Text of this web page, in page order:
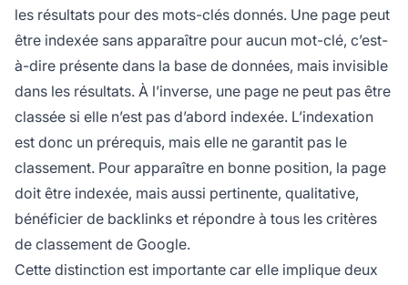
les résultats pour des mots-clés donnés. Une page peut
être indexée sans apparaître pour aucun mot-clé, c’est-
à-dire présente dans la base de données, mais invisible
dans les résultats. À l’inverse, une page ne peut pas être
classée si elle n’est pas d’abord indexée. L’indexation
est donc un prérequis, mais elle ne garantit pas le
classement. Pour apparaître en bonne position, la page
doit être indexée, mais aussi pertinente, qualitative,
bénéficier de backlinks et répondre à tous les critères
de classement de Google.
Cette distinction est importante car elle implique deux